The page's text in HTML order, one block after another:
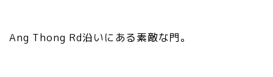
Ang Thong Rd沿いにある素敵な門。